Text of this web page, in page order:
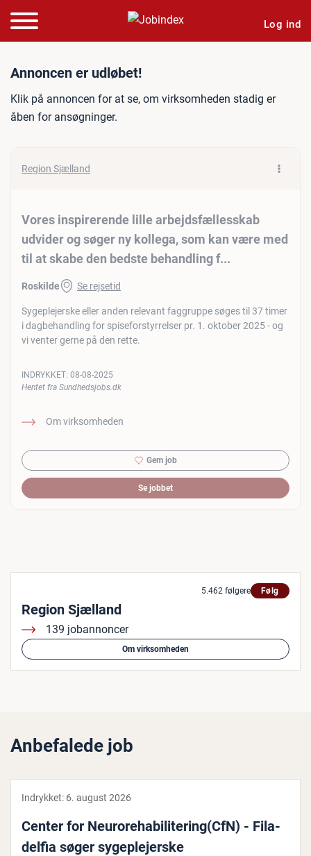
Log ind
Jobannonce: Vores
Annoncen er udløbet!
Klik på annoncen for at se, om virksomheden stadig er
åben for ansøgninger.
Region Sjælland
Vores inspirerende lille arbejdsfællesskab
udvider og søger ny kollega, som kan være med
til at skabe den bedste behandling f...
Roskilde Se rejsetid
Sygeplejerske eller anden relevant faggruppe søges til 37 timer
i dagbehandling for spiseforstyrrelser pr. 1. oktober 2025 - og
vi venter gerne på den rette.
Om virksomheden
INDRYKKET: 08-08-2025
Hentet fra Sundhedsjobs.dk
Gem job
Se jobbet
5.462 følgere Følg
Region Sjælland
139 jobannoncer
Om virksomheden
Anbefalede job
Indrykket: 6. august 2026
Center for Neu­r­ore­ha­bi­li­te­ring(CfN) - Fila­
del­fia søger sy­geple­jer­ske